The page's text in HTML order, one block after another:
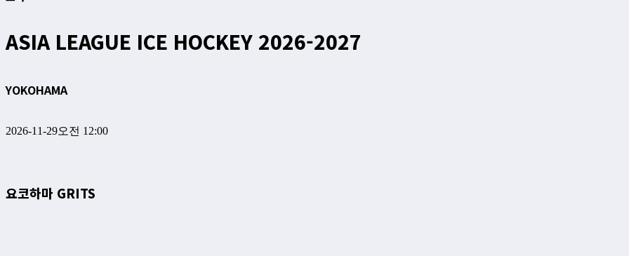
ASIA LEAGUE ICE HOCKEY 2026-2027
YOKOHAMA
2026-11-29오전 12:00
요코하마 GRITS